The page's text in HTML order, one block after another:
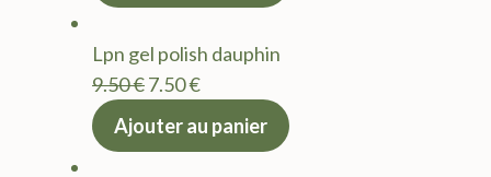
9.50 €.7.50 €.
Lpn gel polish dauphin
9.50€Le
prix
7.50€Le
actuel
Ajouter au panier